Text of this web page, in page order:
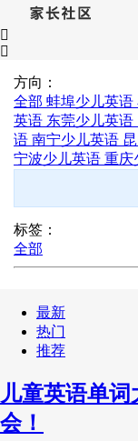
方向：
全部 蚌埠少儿英语
英语 东莞少儿英语
语 南宁少儿英语
宁波少儿英语 重庆
标签：
全部
最新
热门
推荐
儿童英语单
会！